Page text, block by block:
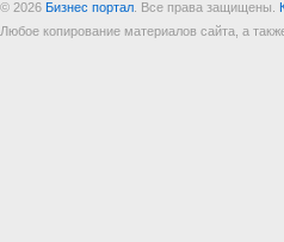
© 2026 Бизнес портал . Все права защищены.
Любое копирование материалов сайта, а